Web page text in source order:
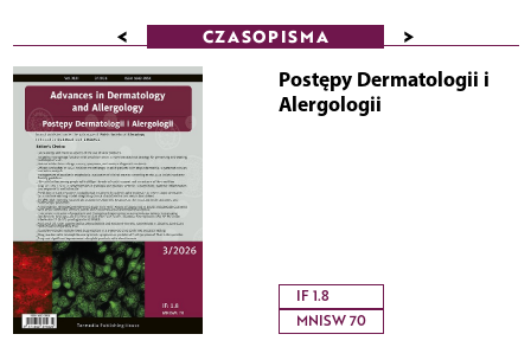
< CZASOPISMA >
Postępy Dermatologii i
Alergologii
IF 1.8
MNISW 70